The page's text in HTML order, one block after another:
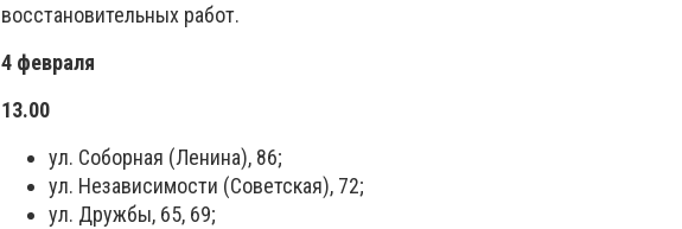
восстановительных работ.
4 февраля
13.00
ул. Соборная (Ленина), 86;
ул. Независимости (Советская), 72;
ул. Дружбы, 65, 69;